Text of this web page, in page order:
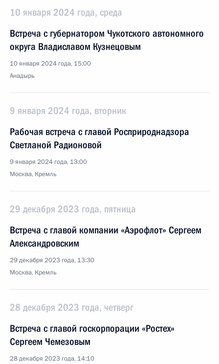
10 января 2024 года, среда
Встреча с губернатором Чукотского автономного
округа Владиславом Кузнецовым
10 января 2024 года, 15:00
Анадырь
9 января 2024 года, вторник
Рабочая встреча с главой Росприроднадзора
Светланой Радионовой
9 января 2024 года, 13:00
Москва, Кремль
29 декабря 2023 года, пятница
Встреча с главой компании «Аэрофлот» Сергеем
Александровским
29 декабря 2023 года, 13:30
Москва, Кремль
28 декабря 2023 года, четверг
Встреча с главой госкорпорации «Ростех»
Сергеем Чемезовым
28 декабря 2023 года, 14:10